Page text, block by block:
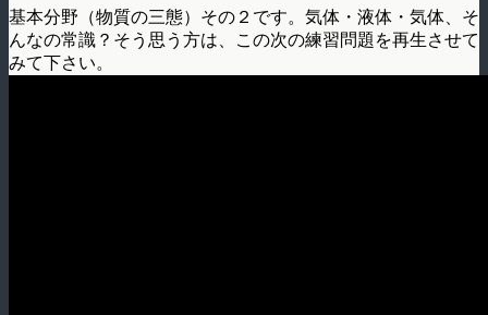
基本分野（物質の三態）その２です。気体・液体・気体、そ
んなの常識？そう思う方は、この次の練習問題を再生させて
みて下さい。